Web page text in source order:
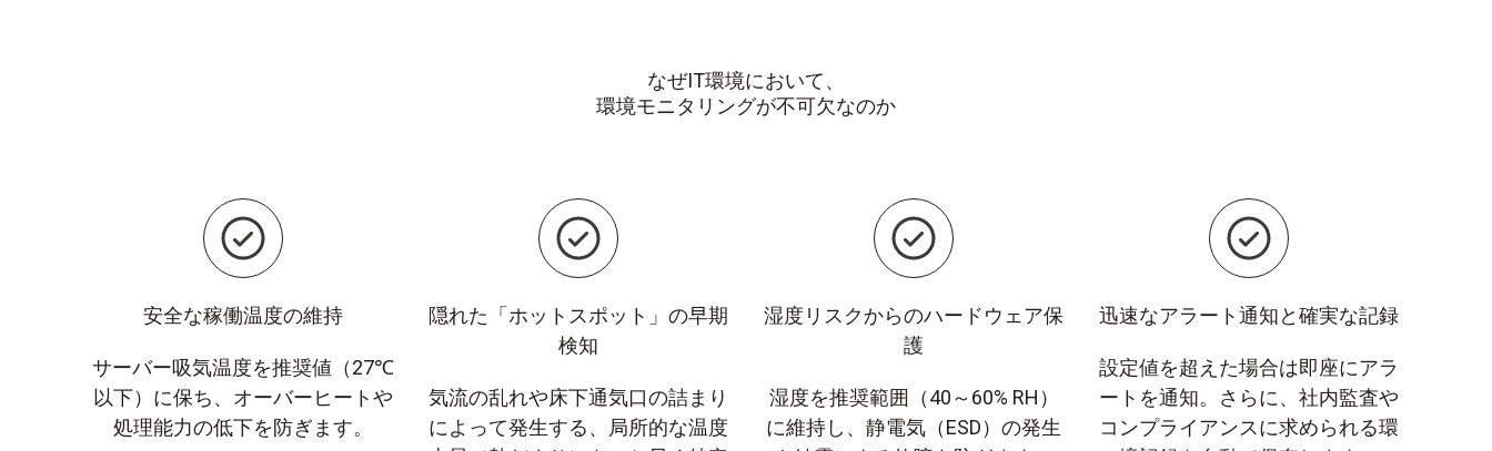
なぜIT環境において、
環境モニタリングが不可欠なのか
安全な稼働温度の維持
サーバー吸気温度を推奨値（27℃
以下）に保ち、オーバーヒートや
処理能力の低下を防ぎます。
隠れた「ホットスポット」の早期
検知
気流の乱れや床下通気口の詰まり
によって発生する、局所的な温度
湿度リスクからのハードウェア保
護
湿度を推奨範囲（40～60% RH）
に維持し、静電気（ESD）の発生
迅速なアラート通知と確実な記録
設定値を超えた場合は即座にアラ
ートを通知。さらに、社内監査や
コンプライアンスに求められる環